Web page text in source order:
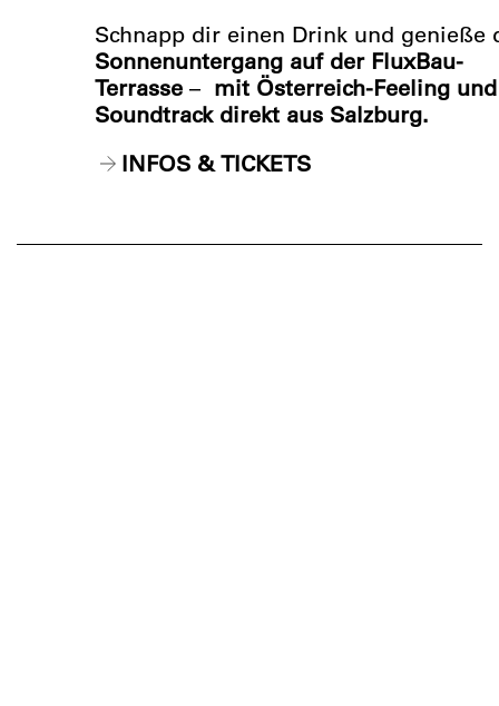
Schnapp dir einen Drink und genieße
Sonnenuntergang auf der FluxBau-
Terrasse – mit Österreich-Feeling
Soundtrack direkt aus Salzburg.
INFOS & TICKETS